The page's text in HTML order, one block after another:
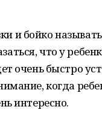
и бойко
что у
очень быстро
когда
интересно.